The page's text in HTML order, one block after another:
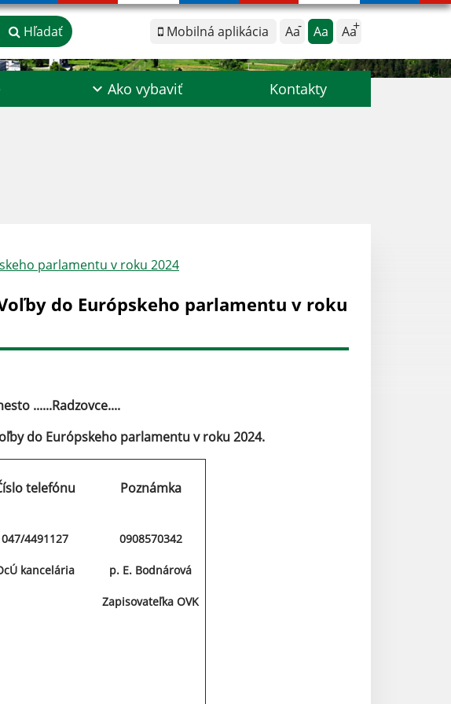
Mobilná aplikácia Aa Aa Aa
Hľadať
Ako vybaviť Kontakty
parlamentu v roku 2024
do Európskeho parlamentu v roku
......Radzovce....
do Európskeho parlamentu v roku 2024.
telefónu Poznámka
047/4491127 0908570342
kancelária p. E. Bodnárová
Zapisovateľka OVK